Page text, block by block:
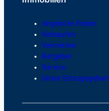
Angebote finden
Verkaufen
Vermieten
Ratgeber
Service
Unser Einzugsgebiet